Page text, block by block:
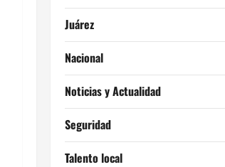
Juárez
Nacional
Noticias y Actualidad
Seguridad
Talento local